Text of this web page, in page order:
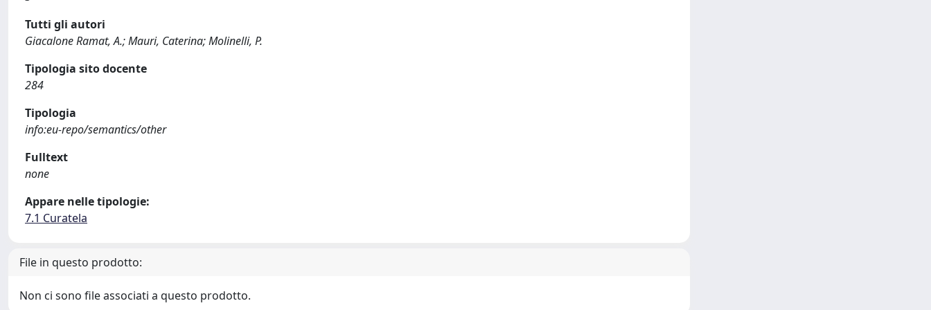
Tutti gli autori
Giacalone Ramat, A.; Mauri, Caterina; Molinelli, P.
Tipologia sito docente
284
Tipologia
info:eu-repo/semantics/other
Fulltext
none
Appare nelle tipologie:
7.1 Curatela
File in questo prodotto:
Non ci sono file associati a questo prodotto.